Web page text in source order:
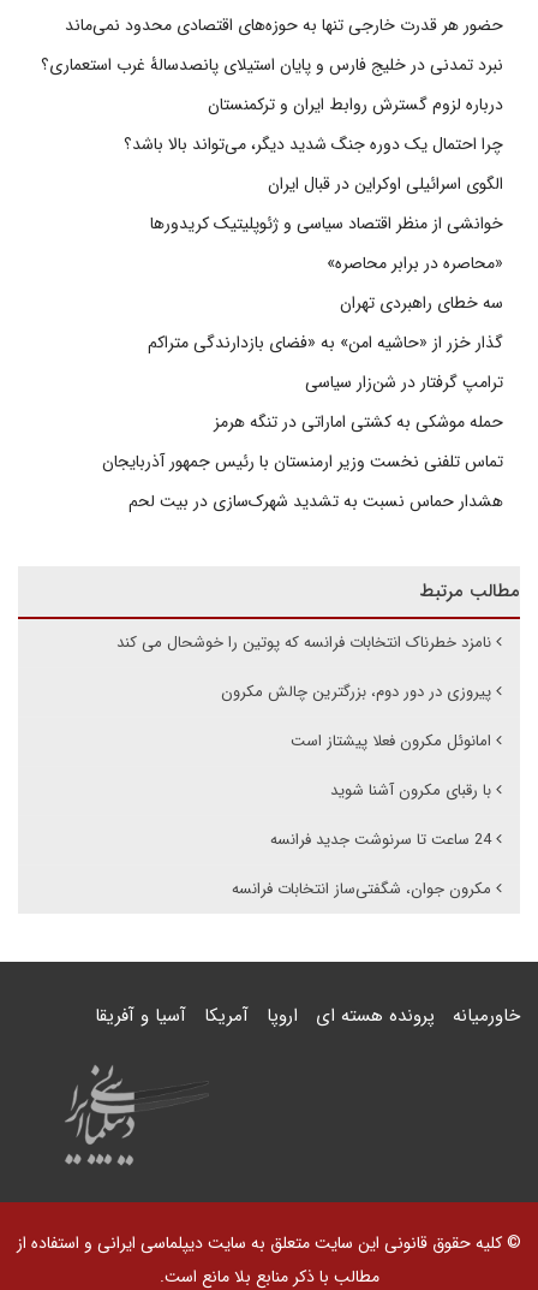
حضور هر قدرت خارجی تنها به حوزه‌های اقتصادی محدود نمی‌ماند
نبرد تمدنی در خلیج فارس و پایان استیلای پانصدسالۀ غرب استعماری؟
درباره لزوم گسترش روابط ایران و ترکمنستان
چرا احتمال یک دوره جنگ شدید دیگر، می‌تواند بالا باشد؟
الگوی اسرائیلی اوکراین در قبال ایران
خوانشی از منظر اقتصاد سیاسی و ژئوپلیتیک کریدورها
«محاصره در برابر محاصره»
سه خطای راهبردی تهران
گذار خزر از «حاشیه امن» به «فضای بازدارندگی متراکم
ترامپ گرفتار در شن‌زار سیاسی
حمله موشکی به کشتی اماراتی در تنگه هرمز
تماس تلفنی نخست وزیر ارمنستان با رئیس جمهور آذربایجان
هشدار حماس نسبت به تشدید شهرک‌سازی در بیت‌ لحم
مطالب مرتبط
نامزد خطرناک انتخابات فرانسه که پوتین را خوشحال می کند
پیروزی در دور دوم، بزرگترین چالش مکرون
امانوئل مکرون فعلا پیشتاز است
با رقبای مکرون آشنا شوید
24 ساعت تا سرنوشت جدید فرانسه
مکرون جوان، شگفتی‌ساز انتخابات فرانسه
خاورمیانه پرونده هسته ای اروپا آمریکا آسیا و آفریقا
© کلیه حقوق قانونی این سایت متعلق به سایت دیپلماسی ایرانی و استفاده از
مطالب با ذکر منابع بلا مانع است.